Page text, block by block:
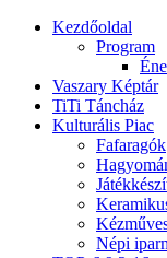
Kezdőoldal
Program
Vaszary Képtár
TiTi Táncház
Kulturális Piac
Fafaragók
Népi